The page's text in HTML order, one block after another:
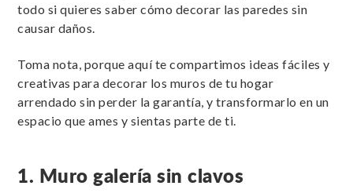
todo si quieres saber cómo decorar las paredes sin
causar daños.
Toma nota, porque aquí te compartimos ideas fáciles y
creativas para decorar los muros de tu hogar
arrendado sin perder la garantía, y transformarlo en un
espacio que ames y sientas parte de ti.
1. Muro galería sin clavos